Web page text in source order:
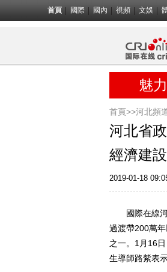
首頁 國際 國內 視頻 文娛
魅
首頁>>河北頻
河北省
經濟建設
2019-01-18
國際在線河
過渡帶200萬
之一。1月16
生導師路紫表